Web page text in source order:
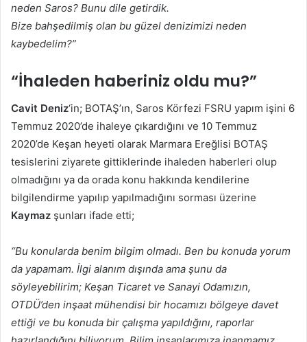
neden Saros? Bunu dile getirdik.
Bize bahşedilmiş olan bu güzel denizimizi neden
kaybedelim?”
“İhaleden haberiniz oldu mu?”
Cavit Deniz‘in; BOTAŞ’ın, Saros Körfezi FSRU yapım işini 6
Temmuz 2020’de ihaleye çıkardığını ve 10 Temmuz
2020’de Keşan heyeti olarak Marmara Ereğlisi BOTAŞ
tesislerini ziyarete gittiklerinde ihaleden haberleri olup
olmadığını ya da orada konu hakkında kendilerine
bilgilendirme yapılıp yapılmadığını sorması üzerine
Kaymaz şunları ifade etti;
“Bu konularda benim bilgim olmadı. Ben bu konuda yorum
da yapamam. İlgi alanım dışında ama şunu da
söyleyebilirim; Keşan Ticaret ve Sanayi Odamızın,
OTDÜ’den inşaat mühendisi bir hocamızı bölgeye davet
ettiği ve bu konuda bir çalışma yapıldığını, raporlar